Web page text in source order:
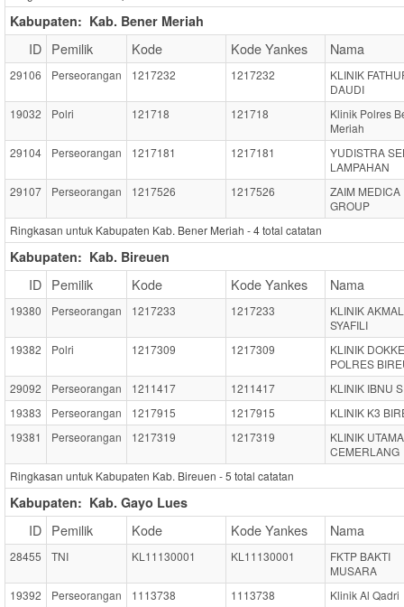
Kabupaten: Kab. Bener Meriah
ID Pemilik Kode Kode Yankes Nama
29106 Perseorangan 1217232 1217232
KLINIK
DAUDI
19032
Polri 121718 121718
Klinik Polres
Meriah
29104
Perseorangan 1217181 1217181
YUDISTRA
LAMPAHAN
29107
Perseorangan 1217526 1217526
ZAIM MEDICA
GROUP
Ringkasan untuk Kabupaten Kab. Bener Meriah -4total catatan
Kabupaten: Kab. Bireuen
ID Pemilik Kode Kode Yankes Nama
19380 Perseorangan 1217233 1217233
KLINIK AKMAL
SYAFILI
19382
Polri 1217309 1217309
KLINIK
POLRES
29092
Perseorangan 1211417 1211417
KLINIK IBNU
19383
Perseorangan 1217915 1217915
KLINIK K3
19381
Perseorangan 1217319 1217319
KLINIK UTAMA
CEMERLANG
Ringkasan untuk Kabupaten Kab. Bireuen -5 total catatan
Kabupaten: Kab. Gayo Lues
ID Pemilik Kode Kode Yankes Nama
28455 TNI KL11130001 KL11130001
FKTP BAKTI
MUSARA
19392
Perseorangan 1113738 1113738
Klinik Al Qadri